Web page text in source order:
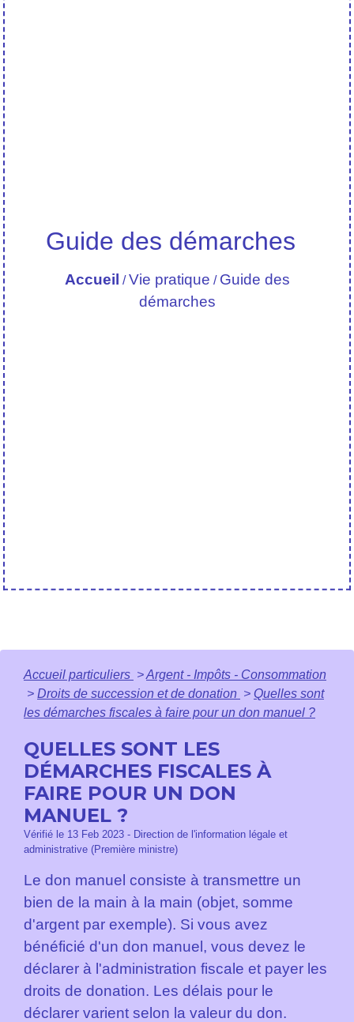
Guide des démarches
Accueil /Vie pratique / Guide des
démarches
Accueil particuliers >Argent - Impôts - Consommation
> Droits de succession et de donation > Quelles sont
les démarches fiscales à faire pour un don manuel ?
QUELLES SONT LES
DÉMARCHES FISCALES À
FAIRE POUR UN DON
MANUEL ?
Vérifié le 13 Feb 2023 - Direction de l'information légale et
administrative (Première ministre)
Le don manuel consiste à transmettre un
bien de la main à la main (objet, somme
d'argent par exemple). Si vous avez
bénéficié d'un don manuel, vous devez le
déclarer à l'administration fiscale et payer les
droits de donation. Les délais pour le
déclarer varient selon la valeur du don.